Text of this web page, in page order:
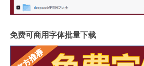
免费可商用字体批量下载